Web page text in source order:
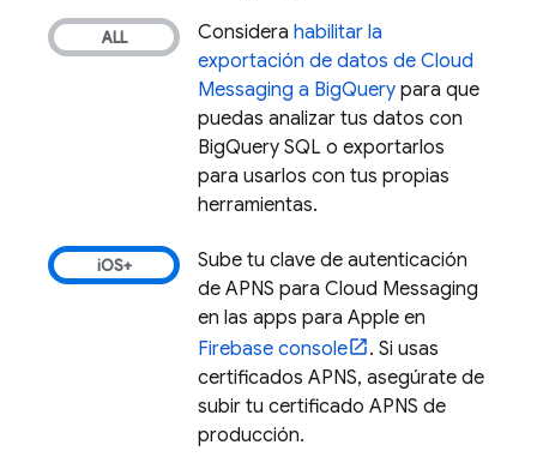
Considera habilitar la
exportación de datos de Cloud
Messaging a BigQuery para que
puedas analizar tus datos con
BigQuery SQL o exportarlos
para usarlos con tus propias
herramientas.
Sube tu clave de autenticación
de APNS para Cloud Messaging
en las apps para Apple en
Firebase console
. Si usas
certificados APNS, asegúrate de
subir tu certificado APNS de
producción.